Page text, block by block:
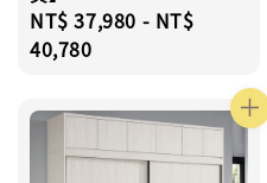
Regular
price
NT$ 37,980 - NT$
40,780